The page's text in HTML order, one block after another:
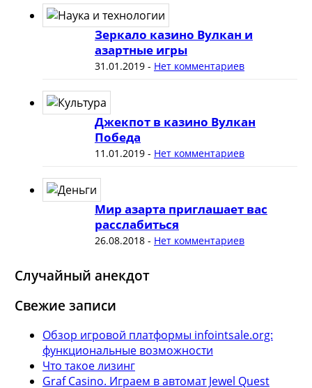
Зеркало казино Вулкан и
азартные игры
31.01.2019- Нет комментариев
Джекпот в казино Вулкан
Победа
11.01.2019- Нет комментариев
Мир азарта приглашает вас
расслабиться
26.08.2018- Нет комментариев
Случайный анекдот
Свежие записи
Обзор игровой платформы infointsale.org:
функциональные возможности
Что такое лизинг
Graf Casino. Играем в автомат Jewel Quest